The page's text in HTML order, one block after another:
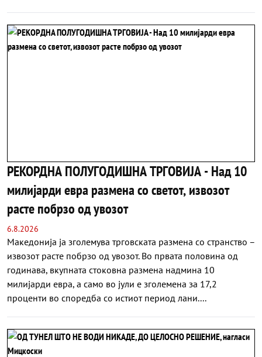
РЕКОРДНА ПОЛУГОДИШНА ТРГОВИЈА - Над 10
милијарди евра размена со светот, извозот
расте побрзо од увозот
6.8.2026
Македонија ја зголемува трговската размена со странство –
извозот расте побрзо од увозот. Во првата половина од
годинава, вкупната стоковна размена надмина 10
милијарди евра, а само во јули е зголемена за 17,2
проценти во споредба со истиот период лани....